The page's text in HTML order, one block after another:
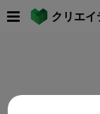
クリエイ